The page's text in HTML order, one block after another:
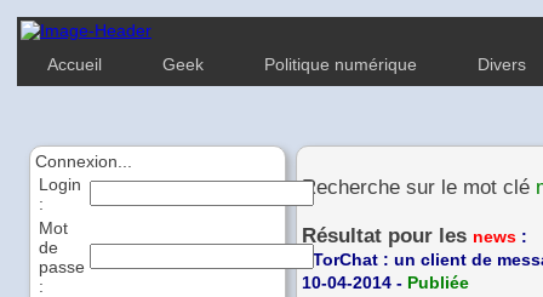
Accueil Geek Politique numérique Divers
Connexion...
Login
:
Mot
de
passe
:
Recherche sur le mot clé
Résultat pour les news :
TorChat : un client de
10-04-2014 - Publiée